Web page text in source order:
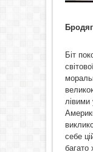
Біт
лівими
себе
багато